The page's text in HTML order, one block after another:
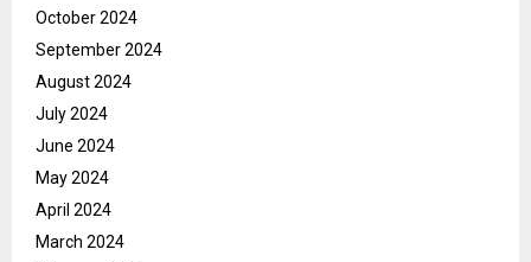
October 2024
September 2024
August 2024
July 2024
June 2024
May 2024
April 2024
March 2024